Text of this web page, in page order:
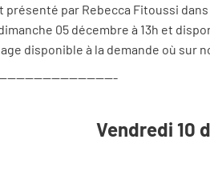
présenté par Rebecca Fitoussi dans
05 décembre à 13h et
disponible à la demande où sur
Vendredi 10